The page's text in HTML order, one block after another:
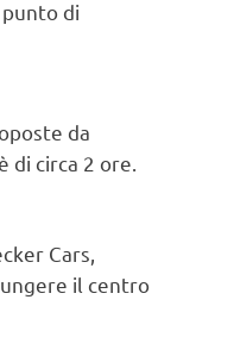
di
da
di circa 2 ore.
Cars,
il centro